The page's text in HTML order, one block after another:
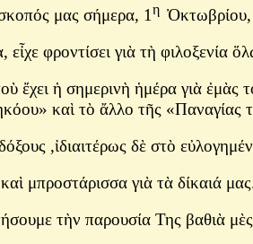
μας σήμερα, 1 η Ὀκτωβρίου,
φροντίσει γιὰ τὴ φιλοξενία
ἔχει ἡ σημερινὴ ἡμέρα γιὰ ἐμὰς
καὶ τὸ ἄλλο τῆς «Παναγίας
,ἰδιαιτέρως δὲ στὸ
μπροστάρισσα γιὰ τὰ δίκαιά
τὴν παρουσία Της βαθιὰ